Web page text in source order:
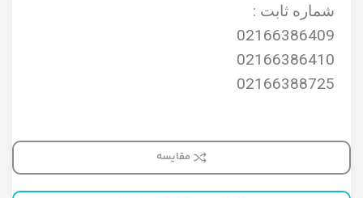
شماره ثابت :
02166386409
02166386410
02166388725
مقایسه